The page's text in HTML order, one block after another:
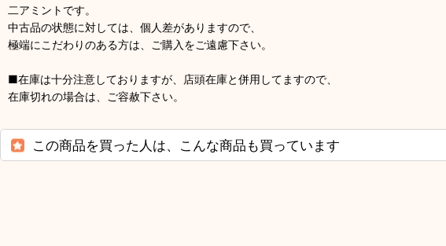
二アミントです。
中古品の状態に対しては、個人差がありますので、
極端にこだわりのある方は、ご購入をご遠慮下さい。
■在庫は十分注意しておりますが、店頭在庫と併用してますので、
在庫切れの場合は、ご容赦下さい。
この商品を買った人は、こんな商品も買っています